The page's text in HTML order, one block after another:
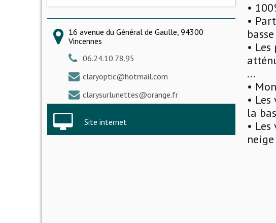
16 avenue du Général de Gaulle, 94300
Vincennes
06.24.10.78.95
claryoptic@hotmail.com
clarysurlunettes@orange.fr
Site internet
•
•
•
...
•
•
la
•